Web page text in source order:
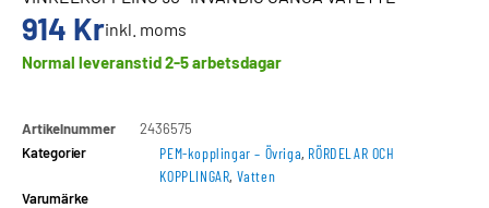
914 Krinkl. moms
Normal leveranstid 2-5 arbetsdagar
Artikelnummer
2436575
Kategorier
PEM-kopplingar – Övriga, RÖRDELAR OCH
KOPPLINGAR, Vatten
Varumärke